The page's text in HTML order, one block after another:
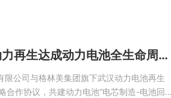
巨湾技研与武汉动力再生达成动力电池全生命周期绿色产业链战略合作
限公司与格林美集团旗下武汉动力电池再生
合作协议，共建动力电池“电芯制造-电池回